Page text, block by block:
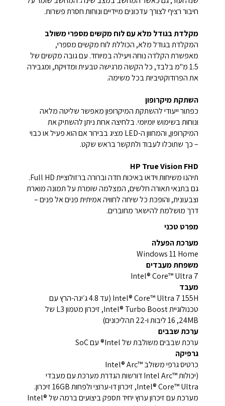
חיבור רציף לצורך עדכונים מיידיים ונוחות חסרת פשרות.
מקלדת בגודל מלא עם לוח מקשים מספרי משולב
המקלדת בגודל מלא, הכוללת לוח מקשים מספרי,
מאפשרת הקלדה נוחה ויעילה במיוחד. עם גובה מקשים של
1.5 מ"מ בלבד, כל הקשה מרגישה טבעית ומדויקת, ומגבירה
את הפרודוקטיביות בכל משימה.
השתקת מיקרופון
כפתור ייעודי להשתקת המיקרופון מאפשר שליטה מלאה
ונוחות בשימוש יומיומי. בלחיצה אחת ניתן להשתיק את
המיקרופון, והמחוון ה-LED מציג בבירור אם הוא פעיל או כבוי
– כך שתוכלו לעבוד ולתקשר בראש שקט.
HP True Vision FHD
תיהנו משיחות וידאו באיכות חדה וברורה ברזולוציית Full HD.
גם בתנאי תאורה חלשים, המצלמה שומרת על תמונה מוארת
וצבעונית, והופכת כל שיחה לחוויה אמיתית פנים אל פנים –
דרך מושלמת להישאר מחוברים.
מפרט טכני
מערכת הפעלה
Windows 11 Home
משפחת מעבדים
Intel® Core™ Ultra 7
מעבד
Intel® Core™ Ultra 7 155H (עד ‎4.8 ג׳יגה-הרץ עם
טכנולוגיית Intel® Turbo Boost‏, זיכרון מטמון L3 של
‎24MB‏, 16 ליבות ו-22 תהליכונים)
ערכת שבבים
ערכת שבבים משולבת של Intel® עם SoC
גרפיקה
כרטיס גרפי משולב Intel® Arc™‎
(יכולות Intel Arc™‎ דורשות הגדרת מערכת עם מעבדי
Intel® Core™ Ultra, זיכרון דו-ערוצי ולפחות ‎16GB‎ זיכרון.
מערכת עם זיכרון ערוץ יחיד תספק ביצועים ברמה של Intel®